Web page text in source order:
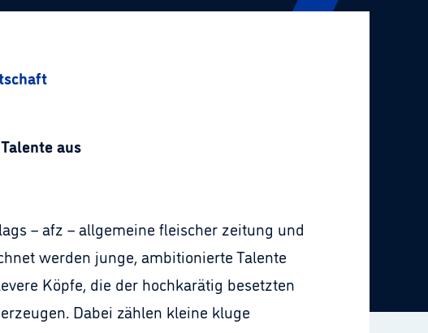
aus
– afz – allgemeine fleischer zeitung und
werden junge, ambitionierte Talente
Köpfe, die der hochkarätig besetzten
Dabei zählen kleine kluge